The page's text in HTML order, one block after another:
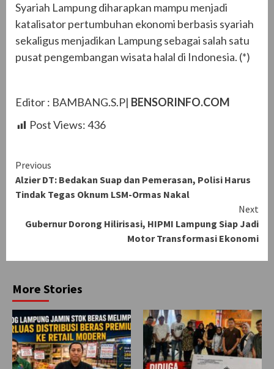
Syariah Lampung diharapkan mampu menjadi
katalisator pertumbuhan ekonomi berbasis syariah
sekaligus menjadikan Lampung sebagai salah satu
pusat pengembangan wisata halal di Indonesia. (*)
Editor : BAMBANG.S.P| BENSORINFO.COM
Post Views:436
Continue
Reading
Previous
Alzier DT: Bedakan Suap dan Pemerasan, Polisi Harus
Tindak Tegas Oknum LSM-Ormas Nakal
Next
Gubernur Dorong Hilirisasi, HIPMI Lampung Siap Jadi
Motor Transformasi Ekonomi
More Stories